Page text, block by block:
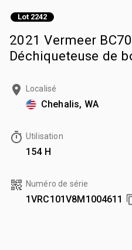
Lot 2242
2021 Vermeer
Déchiqueteuse de
Localisé
Chehalis, WA
Utilisation
154 H
Numéro de série
1VRC101V8M1004611